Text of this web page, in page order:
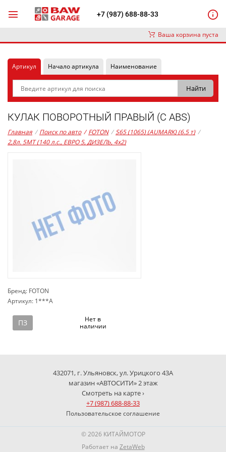
+7 (987) 688-88-33
Ваша корзина пуста
Артикул Начало артикула Наименование
КУЛАК ПОВОРОТНЫЙ ПРАВЫЙ (С ABS)
Главная / Поиск по авто / FOTON / S65 (1065) (AUMARK) (6.5 т) /
2,8л. 5MT (140 л.с., ЕВРО 5, ДИЗЕЛЬ, 4x2)
Бренд: FOTON
Артикул: 1***A
ПЗ
Нет в
наличии
432071, г. Ульяновск, ул. Урицкого 43А
магазин «АВТОСИТИ» 2 этаж
Смотреть на карте ›
+7 (987) 688-88-33
Пользовательское соглашение
© 2026 КИТАЙМОТОР
Работает на ZetaWeb